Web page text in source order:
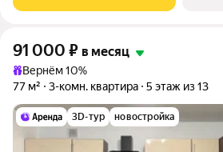
91 000 ₽ в месяц
Вернём 10%
77 м²
3-комн. квартира 5 этаж из 13
3D-тур новостройка